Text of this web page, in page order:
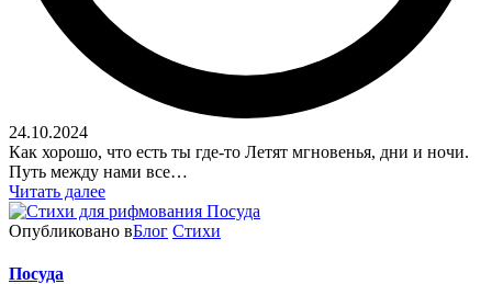
24.10.2024
Как хорошо, что есть ты где-то Летят мгновенья, дни и ночи.
Путь между нами все…
Читать далее
Опубликовано вБлог Стихи
Посуда